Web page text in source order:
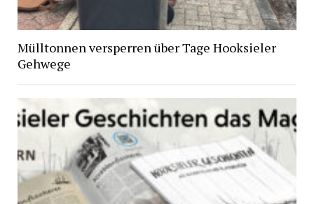
Mülltonnen versperren über Tage Hooksieler
Gehwege